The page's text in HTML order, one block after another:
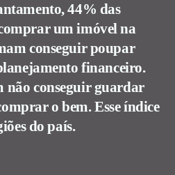
44% das
um imóvel na
conseguir poupar
financeiro.
não conseguir guardar
o bem. Esse índice
do país.